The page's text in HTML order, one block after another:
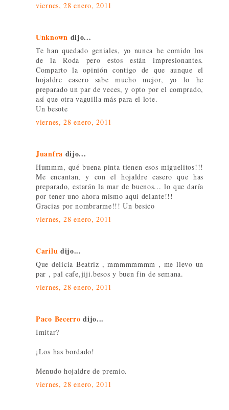
viernes, 28 enero, 2011
Unknown dijo...
Te han quedado geniales, yo nunca he comido los
de la Roda pero estos están impresionantes.
Comparto la opinión contigo de que aunque el
hojaldre casero sabe mucho mejor, yo lo he
preparado un par de veces, y opto por el comprado,
así que otra vaguilla más para el lote.
Un besote
viernes, 28 enero, 2011
Juanfra dijo...
Hummm, qué buena pinta tienen esos miguelitos!!!
Me encantan, y con el hojaldre casero que has
preparado, estarán la mar de buenos... lo que daría
por tener uno ahora mismo aquí delante!!!
Gracias por nombrarme!!! Un besico
viernes, 28 enero, 2011
Carilu dijo...
Que delicia Beatriz , mmmmmmmm , me llevo un
par , pal cafe,jiji.besos y buen fin de semana.
viernes, 28 enero, 2011
Paco Becerro dijo...
Imitar?
¡Los has bordado!
Menudo hojaldre de premio.
viernes, 28 enero, 2011